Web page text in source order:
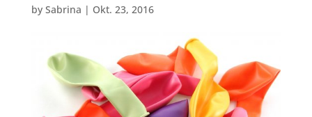
by Sabrina | Okt. 23, 2016